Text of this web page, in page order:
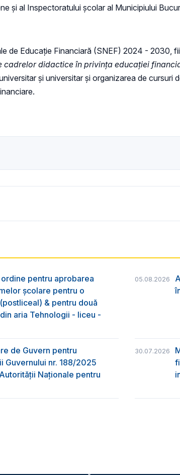
și al Inspectoratului școlar al Municipiului
de Educație Financiară (SNEF) 2024 - 2030,
cadrelor didactice în privința educației
și universitar și organizarea de
pentru aprobarea
școlare pentru o
& pentru două
aria Tehnologii - liceu -
05.08.2026
de Guvern pentru
Guvernului nr. 188/2025
Naţionale pentru
30.07.2026